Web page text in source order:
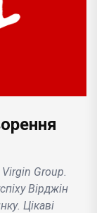
Group.
Вірджін
Цікаві